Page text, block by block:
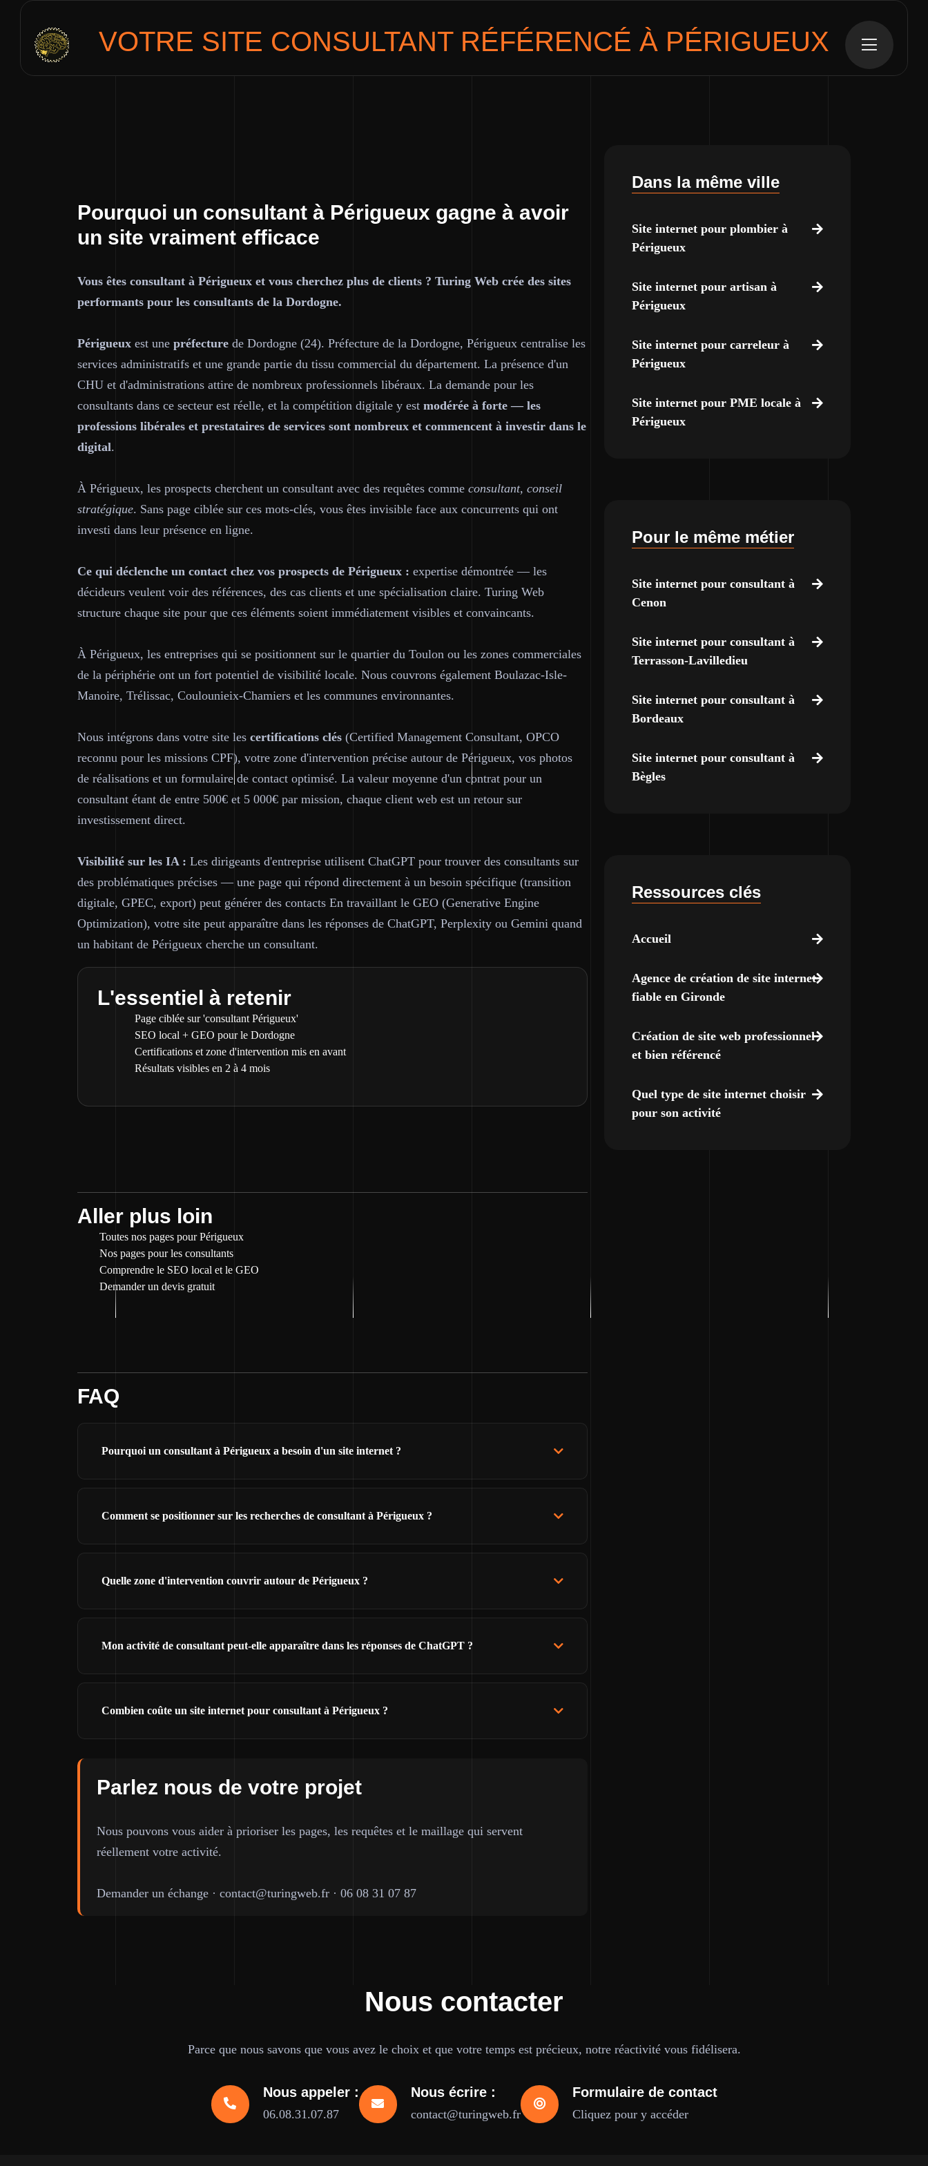
VOTRE SITE CONSULTANTRÉFÉRENCÉ À PÉRIGUEUX
Pourquoi un consultant à Périgueux gagne à avoir
un site vraiment efficace
Vous êtes consultant à Périgueux et vous cherchez plus de clients ? Turing Web crée des sites
performants pour les consultants de la Dordogne.
Périgueux est une préfecture de Dordogne (24). Préfecture de la Dordogne, Périgueux centralise les
services administratifs et une grande partie du tissu commercial du département. La présence d'un
CHU et d'administrations attire de nombreux professionnels libéraux. La demande pour les
consultants dans ce secteur est réelle, et la compétition digitale y est modérée à forte — les
professions libérales et prestataires de services sont nombreux et commencent à investir dans le
digital.
À Périgueux, les prospects cherchent un consultant avec des requêtes comme consultant, conseil
stratégique. Sans page ciblée sur ces mots-clés, vous êtes invisible face aux concurrents qui ont
investi dans leur présence en ligne.
Ce qui déclenche un contact chez vos prospects de Périgueux : expertise démontrée — les
décideurs veulent voir des références, des cas clients et une spécialisation claire. Turing Web
structure chaque site pour que ces éléments soient immédiatement visibles et convaincants.
À Périgueux, les entreprises qui se positionnent sur le quartier du Toulon ou les zones commerciales
de la périphérie ont un fort potentiel de visibilité locale. Nous couvrons également Boulazac-Isle-
Manoire, Trélissac, Coulounieix-Chamiers et les communes environnantes.
Nous intégrons dans votre site les certifications clés (Certified Management Consultant, OPCO
reconnu pour les missions CPF), votre zone d'intervention précise autour de Périgueux, vos photos
de réalisations et un formulaire de contact optimisé. La valeur moyenne d'un contrat pour un
consultant étant de entre 500€ et 5 000€ par mission, chaque client web est un retour sur
investissement direct.
Visibilité sur les IA : Les dirigeants d'entreprise utilisent ChatGPT pour trouver des consultants sur
des problématiques précises — une page qui répond directement à un besoin spécifique (transition
digitale, GPEC, export) peut générer des contacts En travaillant le GEO (Generative Engine
Optimization), votre site peut apparaître dans les réponses de ChatGPT, Perplexity ou Gemini quand
un habitant de Périgueux cherche un consultant.
L'essentiel à retenir
Page ciblée sur 'consultant Périgueux'
SEO local + GEO pour le Dordogne
Certifications et zone d'intervention mis en avant
Résultats visibles en 2 à 4 mois
Aller plus loin
Toutes nos pages pour Périgueux
Nos pages pour les consultants
Comprendre le SEO local et le GEO
Demander un devis gratuit
FAQ
Pourquoi un consultant à Périgueux a besoin d'un site internet ?
Comment se positionner sur les recherches de consultant à Périgueux ?
Quelle zone d'intervention couvrir autour de Périgueux ?
Mon activité de consultant peut-elle apparaître dans les réponses de ChatGPT ?
Combien coûte un site internet pour consultant à Périgueux ?
Parlez nous de votre projet
Nous pouvons vous aider à prioriser les pages, les requêtes et le maillage qui servent
réellement votre activité.
Demander un échange · contact@turingweb.fr · 06 08 31 07 87
Dans la même ville
Site internet pour plombier à
Périgueux
Site internet pour artisan à
Périgueux
Site internet pour carreleur à
Périgueux
Site internet pour PME locale à
Périgueux
Pour le même métier
Site internet pour consultant à
Cenon
Site internet pour consultant à
Terrasson-Lavilledieu
Site internet pour consultant à
Bordeaux
Site internet pour consultant à
Bègles
Ressources clés
Accueil
Agence de création de site internet
fiable en Gironde
Création de site web professionnel
et bien référencé
Quel type de site internet choisir
pour son activité
Nous contacter
Parce que nous savons que vous avez le choix et que votre temps est précieux, notre réactivité vous fidélisera.
Nous appeler :
06.08.31.07.87
Nous écrire :
contact@turingweb.fr
Formulaire de contact
Cliquez pour y accéder